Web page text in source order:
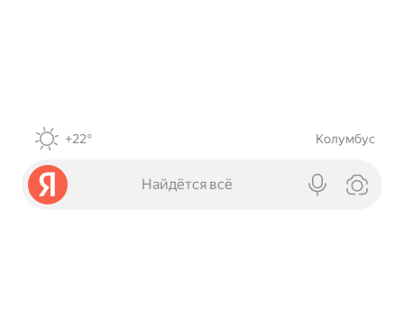
+22° Колумбус
Найдётся всё